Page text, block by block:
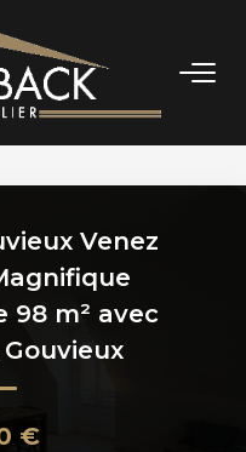
Venez
m² avec
Gouvieux
€